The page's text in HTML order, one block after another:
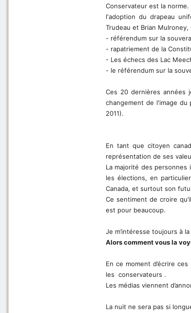
Conservateur est la
l'adoption du drapeau
Trudeau et Brian
- référendum sur la
- rapatriement de la
- Les échecs des Lac
- le référendum sur la
Ces 20 dernières années
changement de l'image
2011).
En tant que citoyen
représentation de ses
La majorité des personnes
les élections, en
Canada, et surtout son
Ce sentiment de croire
est pour beaucoup.
Je m’intéresse toujours à
Alors comment vous la
En ce moment d’écrire
les conservateurs .
Les médias viennent
La nuit ne sera pas si